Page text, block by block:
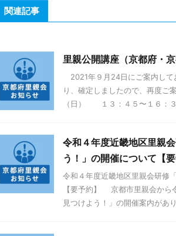
関連記事
里親公開講座（京都府・京
2021年９月24日にご案内して
り、確定しましたので、再度
（日） １３：４５〜１６：
令和４年度近畿地区里親
う！」の開催について【要
令和４年度近畿地区里親会研修
【要予約】 京都市里親会から
見つけよう！」の開催案内があ